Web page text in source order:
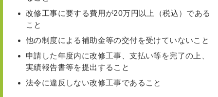
改修工事に要する費用が20万円以上（税込）である
こと
他の制度による補助金等の交付を受けていないこと
申請した年度内に改修工事、支払い等を完了の上、
実績報告書等を提出すること
法令に違反しない改修工事であること